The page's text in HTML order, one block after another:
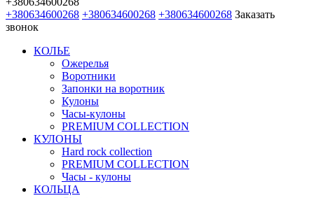
+380634600268 +380634600268 +380634600268 Заказать
звонок
КОЛЬЕ
Ожерелья
Воротники
Запонки на воротник
Кулоны
Часы-кулоны
PREMIUM COLLECTION
КУЛОНЫ
Hard rock collection
PREMIUM COLLECTION
Часы - кулоны
КОЛЬЦА